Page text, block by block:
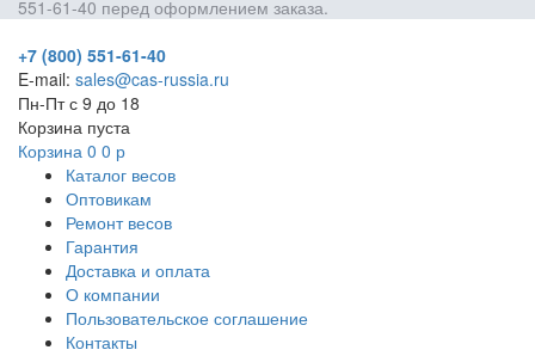
551-61-40 перед оформлением заказа.
+7 (800) 551-61-40
E-mail: sales@cas-russia.ru
Пн-Пт с 9 до 18
Корзина пуста
Корзина 0 0 р
Каталог весов
Оптовикам
Ремонт весов
Гарантия
Доставка и оплата
О компании
Пользовательское соглашение
Контакты